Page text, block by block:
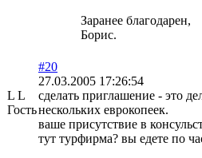
Заранее благодарен,
Борис.
L L
Гость
#20
27.03.2005 17:26:54
сделать приглашение - это
нескольких еврокопеек.
ваше присутствие в
тут турфирма? вы едете по